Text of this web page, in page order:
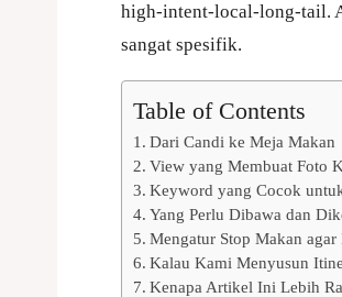
high-intent-local-long-tail.
sangat spesifik.
Table of Contents
Dari Candi ke Meja Makan
View yang Membuat Foto
Keyword yang Cocok
Yang Perlu Dibawa dan
Mengatur Stop Makan
Kalau Kami Menyusun
Kenapa Artikel Ini Lebih